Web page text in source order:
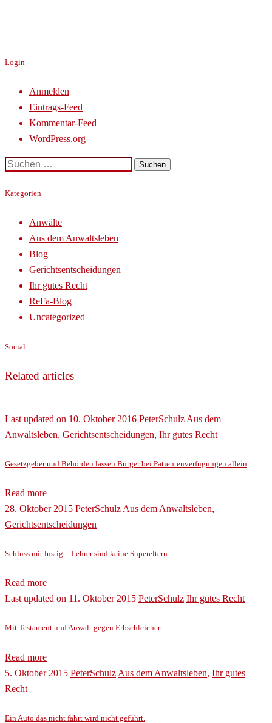
Login
Anmelden
Eintrags-Feed
Kommentar-Feed
WordPress.org
Suchen
Kategorien
Anwälte
Aus dem Anwaltsleben
Blog
Gerichtsentscheidungen
Ihr gutes Recht
ReFa-Blog
Uncategorized
Social
Related articles
Last updated on 10. Oktober 2016 PeterSchulz Aus dem
Anwaltsleben, Gerichtsentscheidungen, Ihr gutes Recht
Gesetzgeber und Behörden lassen Bürger bei Patientenverfügungen allein
Read more
28. Oktober 2015 PeterSchulz Aus dem Anwaltsleben,
Gerichtsentscheidungen
Schluss mit lustig – Lehrer sind keine Supereltern
Read more
Last updated on 11. Oktober 2015 PeterSchulz Ihr gutes Recht
Mit Testament und Anwalt gegen Erbschleicher
Read more
5. Oktober 2015 PeterSchulz Aus dem Anwaltsleben, Ihr gutes
Recht
Ein Auto das nicht fährt wird nicht geführt.